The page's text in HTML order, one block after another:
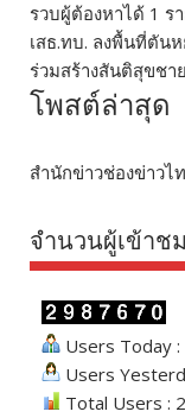
รวบผู้ต้องหาได้ 1 ร
เสธ.ทบ. ลงพื้นที่ตัน
ร่วมสร้างสันติสุขชา
โพสต์ล่าสุด
สำนักข่าวช่องข่าวไ
จำนวนผู้เข้าชม
Users Today
Users
Total Users :